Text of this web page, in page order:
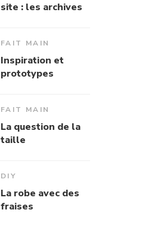
site : les archives
FAIT MAIN
Inspiration et
prototypes
FAIT MAIN
La question de la
taille
DIY
La robe avec des
fraises